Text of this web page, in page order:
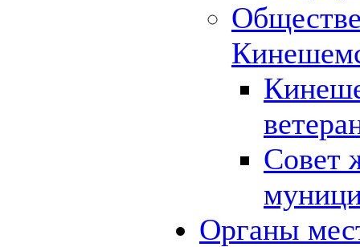
Совет
Органы